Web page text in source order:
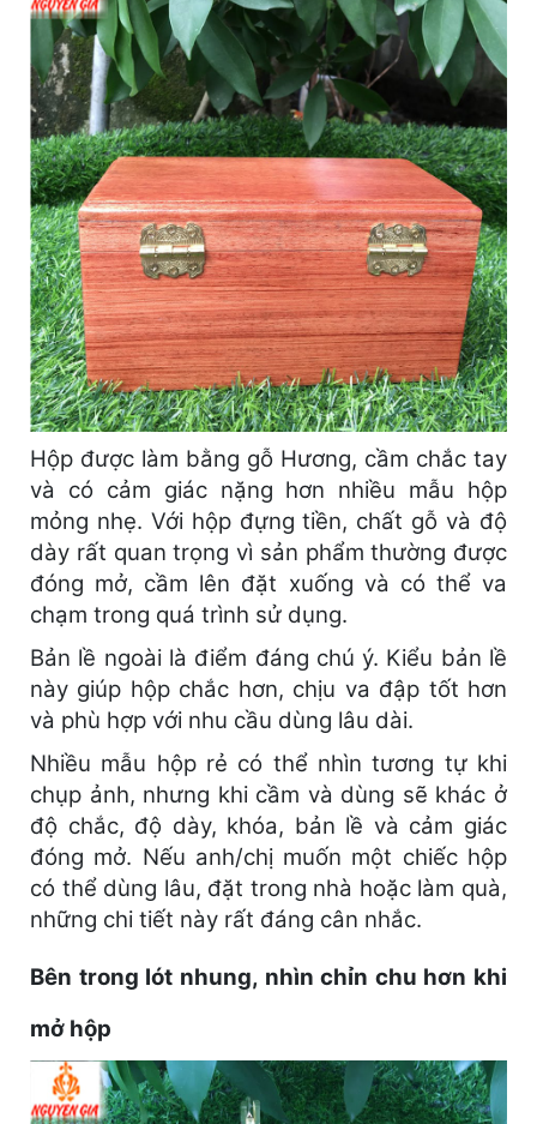
Hộp được làm bằng gỗ Hương, cầm chắc tay
và có cảm giác nặng hơn nhiều mẫu hộp
mỏng nhẹ. Với hộp đựng tiền, chất gỗ và độ
dày rất quan trọng vì sản phẩm thường được
đóng mở, cầm lên đặt xuống và có thể va
chạm trong quá trình sử dụng.
Bản lề ngoài là điểm đáng chú ý. Kiểu bản lề
này giúp hộp chắc hơn, chịu va đập tốt hơn
và phù hợp với nhu cầu dùng lâu dài.
Nhiều mẫu hộp rẻ có thể nhìn tương tự khi
chụp ảnh, nhưng khi cầm và dùng sẽ khác ở
độ chắc, độ dày, khóa, bản lề và cảm giác
đóng mở. Nếu anh/chị muốn một chiếc hộp
có thể dùng lâu, đặt trong nhà hoặc làm quà,
những chi tiết này rất đáng cân nhắc.
Bên trong lót nhung, nhìn chỉn chu hơn khi
mở hộp